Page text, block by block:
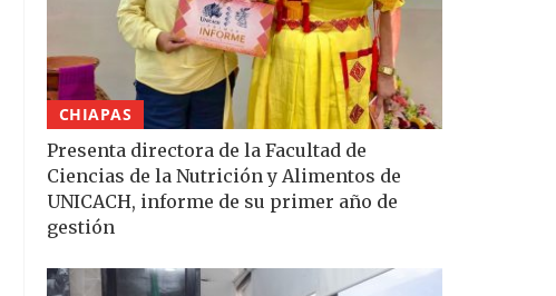
CHIAPAS
Presenta directora de la Facultad de
Ciencias de la Nutrición y Alimentos de
UNICACH, informe de su primer año de
gestión